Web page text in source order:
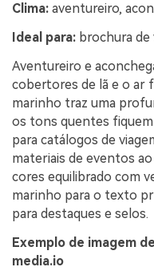
Clima: aventureiro,
Ideal para: brochura
Aventureiro e
cobertores de lã e o ar
marinho traz uma
os tons quentes fiquem
para catálogos de
materiais de eventos ao
cores equilibrado com
marinho para o texto
para destaques e selos.
Exemplo de imagem
media.io